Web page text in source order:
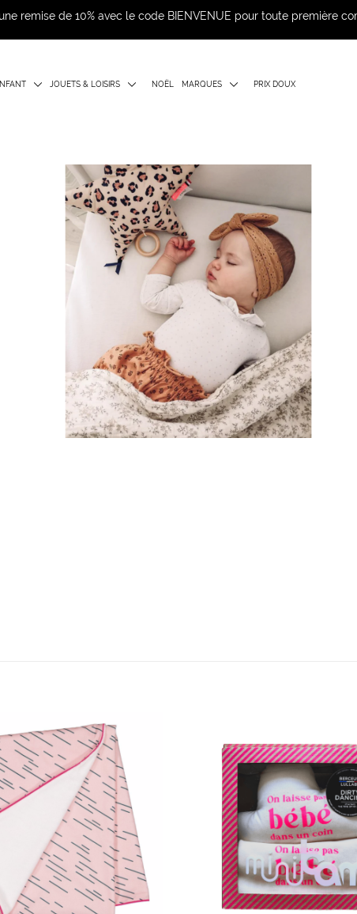
remise de 10% avec le code BIENVENUE pour toute première
JOUETS & LOISIRS NOËL MARQUES PRIX DOUX